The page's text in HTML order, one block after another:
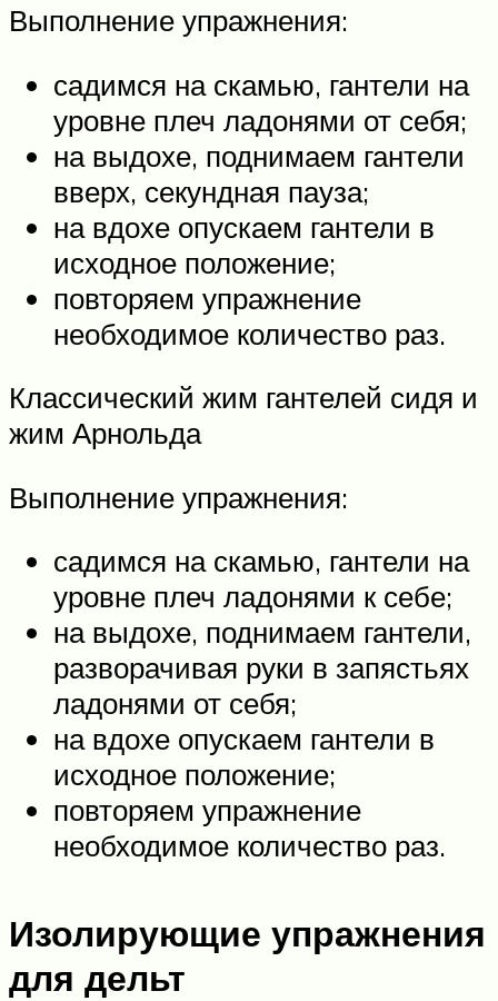
Выполнение упражнения:
садимся на скамью, гантели на
уровне плеч ладонями от себя;
на выдохе, поднимаем гантели
вверх, секундная пауза;
на вдохе опускаем гантели в
исходное положение;
повторяем упражнение
необходимое количество раз.
Классический жим гантелей сидя и
жим Арнольда
Выполнение упражнения:
садимся на скамью, гантели на
уровне плеч ладонями к себе;
на выдохе, поднимаем гантели,
разворачивая руки в запястьях
ладонями от себя;
на вдохе опускаем гантели в
исходное положение;
повторяем упражнение
необходимое количество раз.
Изолирующие упражнения
для дельт